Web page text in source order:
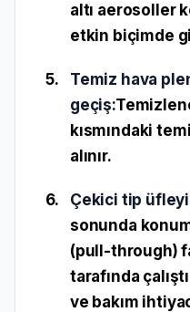
altı aerosoller
etkin biçimde
Temiz hava
geçiş:
kısmındaki
alınır.
Çekici tip
sonunda
(pull-through)
tarafında
ve bakım